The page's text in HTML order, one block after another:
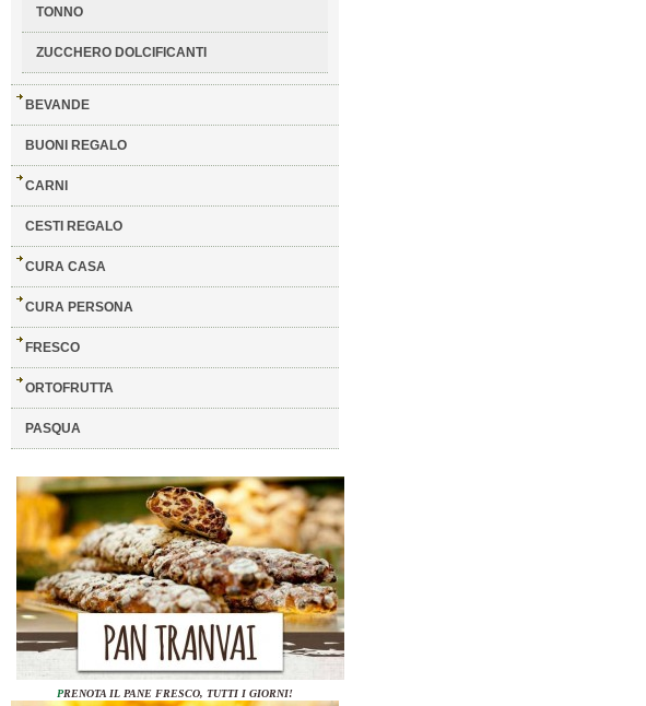
TONNO
ZUCCHERO DOLCIFICANTI
BEVANDE
BUONI REGALO
CARNI
CESTI REGALO
CURA CASA
CURA PERSONA
FRESCO
ORTOFRUTTA
PASQUA
PRENOTA IL PANE FRESCO, TUTTI I GIORNI!